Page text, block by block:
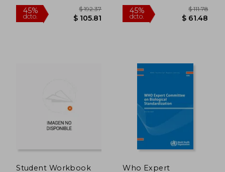
dcto. $ 168.52 dcto. $
Student Workbook
Who Expert